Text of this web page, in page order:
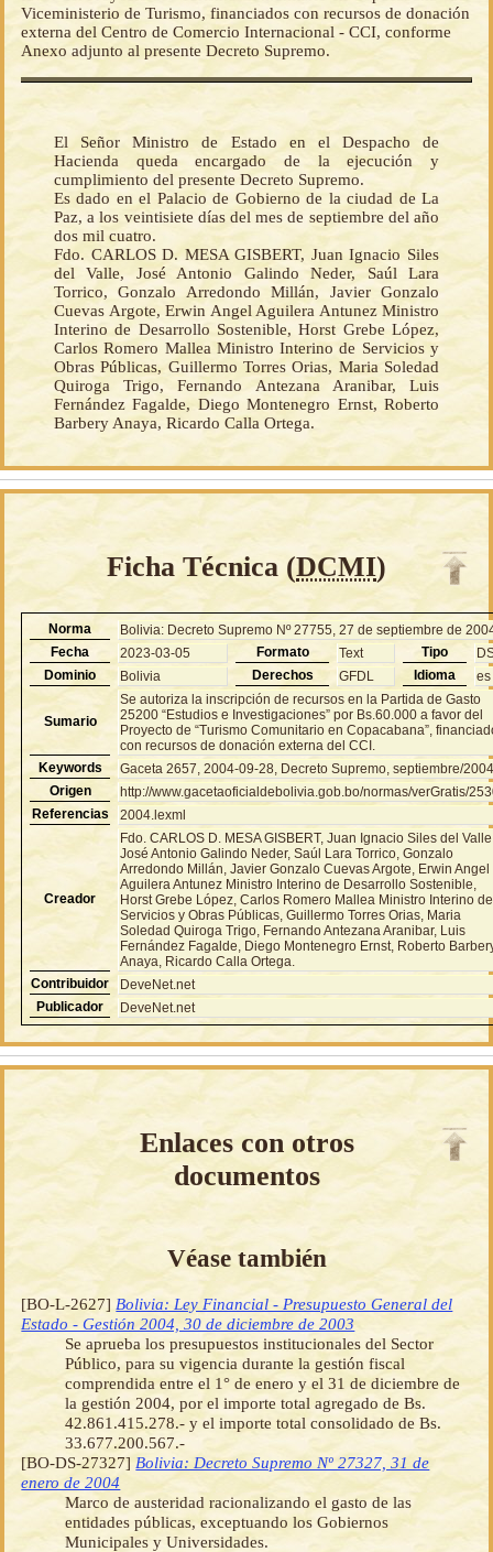
Viceministerio de Turismo, financiados con recursos de donación
externa del Centro de Comercio Internacional - CCI, conforme
Anexo adjunto al presente Decreto Supremo.
El Señor Ministro de Estado en el Despacho de
Hacienda queda encargado de la ejecución y
cumplimiento del presente Decreto Supremo.
Es dado en el Palacio de Gobierno de la ciudad de La
Paz, a los veintisiete días del mes de septiembre del año
dos mil cuatro.
Fdo. CARLOS D. MESA GISBERT, Juan Ignacio Siles
del Valle, José Antonio Galindo Neder, Saúl Lara
Torrico, Gonzalo Arredondo Millán, Javier Gonzalo
Cuevas Argote, Erwin Angel Aguilera Antunez Ministro
Interino de Desarrollo Sostenible, Horst Grebe López,
Carlos Romero Mallea Ministro Interino de Servicios y
Obras Públicas, Guillermo Torres Orias, Maria Soledad
Quiroga Trigo, Fernando Antezana Aranibar, Luis
Fernández Fagalde, Diego Montenegro Ernst, Roberto
Barbery Anaya, Ricardo Calla Ortega.
Ficha Técnica (DCMI)
Norma
Bolivia: Decreto Supremo Nº 27755, 27 de septiembre de
Fecha
2023-03-05 Formato Text Tipo
Dominio
Bolivia Derechos GFDL Idioma es
Sumario
Se autoriza la inscripción de recursos en la Partida de Gasto
25200 “Estudios e Investigaciones” por Bs.60.000 a favor del
Proyecto de “Turismo Comunitario en Copacabana”,
con recursos de donación externa del CCI.
Keywords
Gaceta 2657, 2004-09-28, Decreto Supremo, septiembre/
Origen
http://www.gacetaoficialdebolivia.gob.bo/normas/verGratis/
Referencias
2004.lexml
Creador
Fdo. CARLOS D. MESA GISBERT, Juan Ignacio Siles del
José Antonio Galindo Neder, Saúl Lara Torrico, Gonzalo
Arredondo Millán, Javier Gonzalo Cuevas Argote, Erwin Angel
Aguilera Antunez Ministro Interino de Desarrollo Sostenible,
Horst Grebe López, Carlos Romero Mallea Ministro Interino de
Servicios y Obras Públicas, Guillermo Torres Orias, Maria
Soledad Quiroga Trigo, Fernando Antezana Aranibar, Luis
Fernández Fagalde, Diego Montenegro Ernst, Roberto
Anaya, Ricardo Calla Ortega.
Contribuidor
DeveNet.net
Publicador
DeveNet.net
Enlaces con otros
documentos
Véase también
[BO-L-2627] Bolivia: Ley Financial - Presupuesto General del
Estado - Gestión 2004, 30 de diciembre de 2003
Se aprueba los presupuestos institucionales del Sector
Público, para su vigencia durante la gestión fiscal
comprendida entre el 1° de enero y el 31 de diciembre de
la gestión 2004, por el importe total agregado de Bs.
42.861.415.278.- y el importe total consolidado de Bs.
33.677.200.567.-
[BO-DS-27327] Bolivia: Decreto Supremo Nº 27327, 31 de
enero de 2004
Marco de austeridad racionalizando el gasto de las
entidades públicas, exceptuando los Gobiernos
Municipales y Universidades.